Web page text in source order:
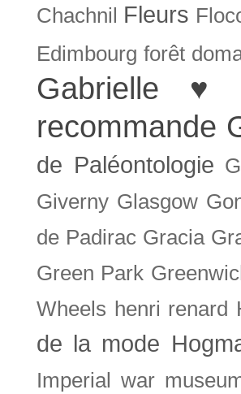
Chachnil Fleurs
Edimbourg forêt
Gabrielle ♥
recommande
de Paléontologie
Giverny Glasgow
de Padirac Gracia
Green Park
Wheels henri renard
de la mode
Imperial war